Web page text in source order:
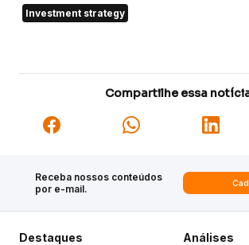
Investment strategy
Compartilhe essa
Receba nossos conteúdos
por e-mail.
Destaques Análises